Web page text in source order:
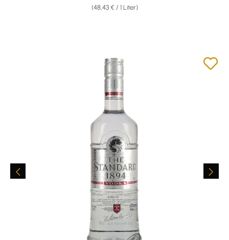
(48,43 € / 1 Liter)